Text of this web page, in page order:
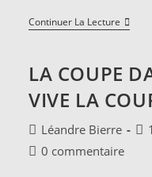
Continuer La LectureFive
LA COUPE
VIVE LA
Auteur/autrice
de
Léandre Bierre
Commentaires
0 commentaire